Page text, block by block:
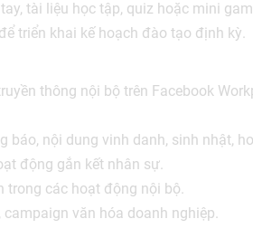
tài liệu học tập, quiz hoặc mini
triển khai kế hoạch đào tạo định kỳ.
thông nội bộ trên Facebook
báo, nội dung vinh danh, sinh nhật,
động gắn kết nhân sự.
trong các hoạt động nội bộ.
văn hóa doanh nghiệp.